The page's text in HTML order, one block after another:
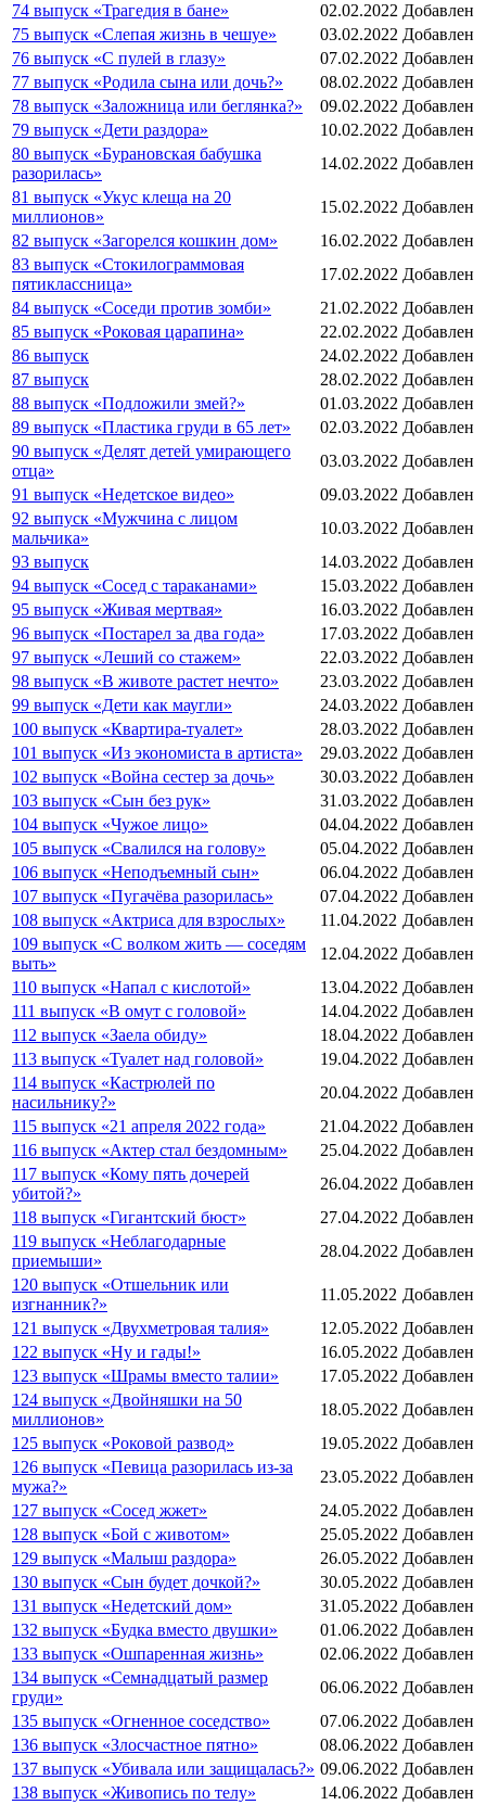
74 выпуск «Трагедия в бане» 02.02.2022 Добавлен
75 выпуск «Слепая жизнь в чешуе»
03.02.2022 Добавлен
76 выпуск «С пулей в глазу»
07.02.2022 Добавлен
77 выпуск «Родила сына или дочь?»
08.02.2022 Добавлен
78 выпуск «Заложница или беглянка?»
09.02.2022 Добавлен
79 выпуск «Дети раздора»
10.02.2022 Добавлен
80 выпуск «Бурановская бабушка
разорилась»
14.02.2022 Добавлен
81 выпуск «Укус клеща на 20
миллионов»
15.02.2022 Добавлен
82 выпуск «Загорелся кошкин дом»
16.02.2022 Добавлен
83 выпуск «Стокилограммовая
пятиклассница»
17.02.2022 Добавлен
84 выпуск «Соседи против зомби»
21.02.2022 Добавлен
85 выпуск «Роковая царапина»
22.02.2022 Добавлен
86 выпуск
24.02.2022 Добавлен
87 выпуск
28.02.2022 Добавлен
88 выпуск «Подложили змей?»
01.03.2022 Добавлен
89 выпуск «Пластика груди в 65 лет»
02.03.2022 Добавлен
90 выпуск «Делят детей умирающего
отца»
03.03.2022 Добавлен
91 выпуск «Недетское видео»
09.03.2022 Добавлен
92 выпуск «Мужчина с лицом
мальчика»
10.03.2022 Добавлен
93 выпуск
14.03.2022 Добавлен
94 выпуск «Сосед с тараканами»
15.03.2022 Добавлен
95 выпуск «Живая мертвая»
16.03.2022 Добавлен
96 выпуск «Постарел за два года»
17.03.2022 Добавлен
97 выпуск «Леший со стажем»
22.03.2022 Добавлен
98 выпуск «В животе растет нечто»
23.03.2022 Добавлен
99 выпуск «Дети как маугли»
24.03.2022 Добавлен
100 выпуск «Квартира-туалет»
28.03.2022 Добавлен
101 выпуск «Из экономиста в артиста»
29.03.2022 Добавлен
102 выпуск «Война сестер за дочь»
30.03.2022 Добавлен
103 выпуск «Сын без рук»
31.03.2022 Добавлен
104 выпуск «Чужое лицо»
04.04.2022 Добавлен
105 выпуск «Свалился на голову»
05.04.2022 Добавлен
106 выпуск «Неподъемный сын»
06.04.2022 Добавлен
107 выпуск «Пугачёва разорилась»
07.04.2022 Добавлен
108 выпуск «Актриса для взрослых»
11.04.2022 Добавлен
109 выпуск «С волком жить — соседям
выть»
12.04.2022 Добавлен
110 выпуск «Напал с кислотой»
13.04.2022 Добавлен
111 выпуск «В омут с головой»
14.04.2022 Добавлен
112 выпуск «Заела обиду»
18.04.2022 Добавлен
113 выпуск «Туалет над головой»
19.04.2022 Добавлен
114 выпуск «Кастрюлей по
насильнику?»
20.04.2022 Добавлен
115 выпуск «21 апреля 2022 года»
21.04.2022 Добавлен
116 выпуск «Актер стал бездомным»
25.04.2022 Добавлен
117 выпуск «Кому пять дочерей
убитой?»
26.04.2022 Добавлен
118 выпуск «Гигантский бюст»
27.04.2022 Добавлен
119 выпуск «Неблагодарные
приемыши»
28.04.2022 Добавлен
120 выпуск «Отшельник или
изгнанник?»
11.05.2022 Добавлен
121 выпуск «Двухметровая талия»
12.05.2022 Добавлен
122 выпуск «Ну и гады!»
16.05.2022 Добавлен
123 выпуск «Шрамы вместо талии»
17.05.2022 Добавлен
124 выпуск «Двойняшки на 50
миллионов»
18.05.2022 Добавлен
125 выпуск «Роковой развод»
19.05.2022 Добавлен
126 выпуск «Певица разорилась из-за
мужа?»
23.05.2022 Добавлен
127 выпуск «Сосед жжет»
24.05.2022 Добавлен
128 выпуск «Бой с животом»
25.05.2022 Добавлен
129 выпуск «Малыш раздора»
26.05.2022 Добавлен
130 выпуск «Сын будет дочкой?»
30.05.2022 Добавлен
131 выпуск «Недетский дом»
31.05.2022 Добавлен
132 выпуск «Будка вместо двушки»
01.06.2022 Добавлен
133 выпуск «Ошпаренная жизнь»
02.06.2022 Добавлен
134 выпуск «Семнадцатый размер
груди»
06.06.2022 Добавлен
135 выпуск «Огненное соседство»
07.06.2022 Добавлен
136 выпуск «Злосчастное пятно»
08.06.2022 Добавлен
137 выпуск «Убивала или защищалась?» 09.06.2022 Добавлен
138 выпуск «Живопись по телу»
14.06.2022 Добавлен